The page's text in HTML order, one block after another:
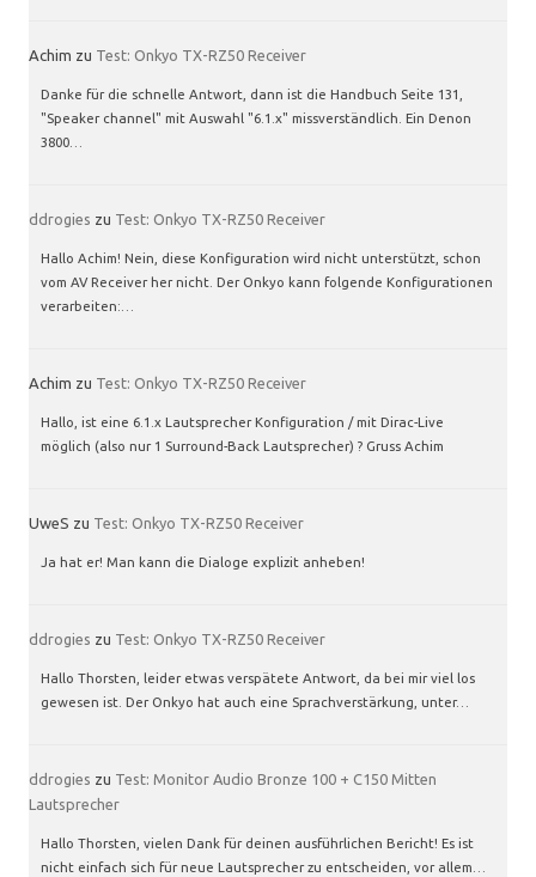
Achim zu Test: Onkyo TX-RZ50 Receiver
Danke für die schnelle Antwort, dann ist die Handbuch Seite 131,
"Speaker channel" mit Auswahl "6.1.x" missverständlich. Ein Denon
3800…
ddrogies zu Test: Onkyo TX-RZ50 Receiver
Hallo Achim! Nein, diese Konfiguration wird nicht unterstützt, schon
vom AV Receiver her nicht. Der Onkyo kann folgende Konfigurationen
verarbeiten:…
Achim zu Test: Onkyo TX-RZ50 Receiver
Hallo, ist eine 6.1.x Lautsprecher Konfiguration / mit Dirac-Live
möglich (also nur 1 Surround-Back Lautsprecher) ? Gruss Achim
UweS zu Test: Onkyo TX-RZ50 Receiver
Ja hat er! Man kann die Dialoge explizit anheben!
ddrogies zu Test: Onkyo TX-RZ50 Receiver
Hallo Thorsten, leider etwas verspätete Antwort, da bei mir viel los
gewesen ist. Der Onkyo hat auch eine Sprachverstärkung, unter…
ddrogies zu Test: Monitor Audio Bronze 100 + C150 Mitten
Lautsprecher
Hallo Thorsten, vielen Dank für deinen ausführlichen Bericht! Es ist
nicht einfach sich für neue Lautsprecher zu entscheiden, vor allem…